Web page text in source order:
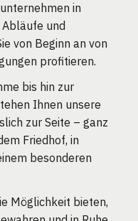
in
und
von Beginn an von
profitieren.
bis hin zur
Ihnen unsere
zur Seite – ganz
Friedhof, in
besonderen
Möglichkeit bieten,